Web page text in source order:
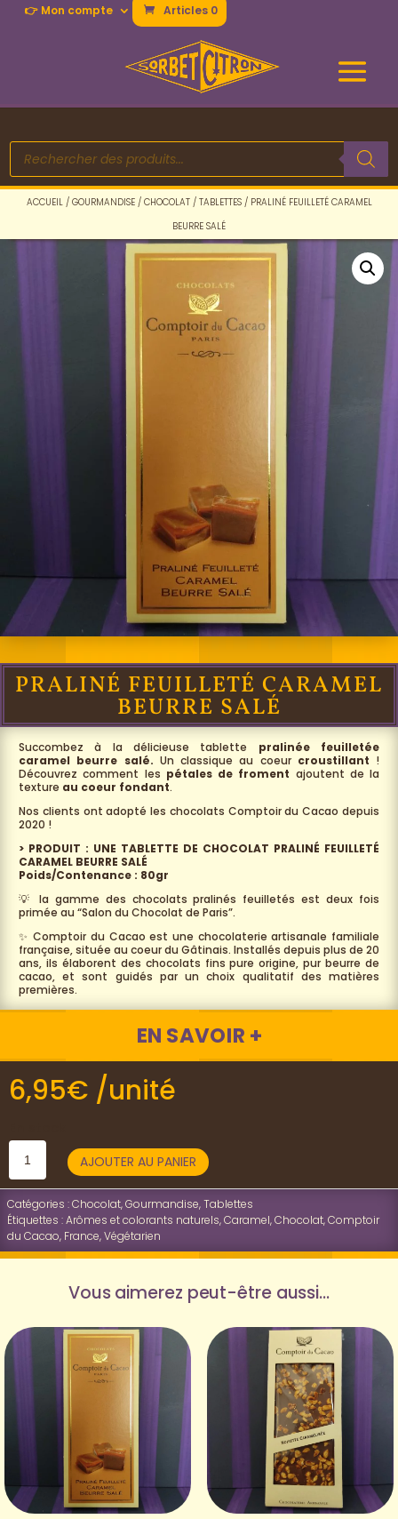
👉 Mon compte Articles 0
Recherche
de
produits
ACCUEIL/ GOURMANDISE/ CHOCOLAT/ TABLETTES/ PRALINÉ FEUILLETÉ CARAMEL
BEURRE SALÉ
PRALINÉ FEUILLETÉ CARAMEL
BEURRE SALÉ
Succombez à la délicieuse tablette pralinée feuilletée
caramel beurre salé. Un classique au coeur croustillant !
Découvrez comment les pétales de froment ajoutent de la
texture au coeur fondant.
Nos clients ont adopté les chocolats Comptoir du Cacao depuis
2020 !
> PRODUIT : UNE TABLETTE DE CHOCOLAT PRALINÉ FEUILLETÉ
CARAMEL BEURRE SALÉ
Poids/Contenance : 80gr
💡 la gamme des chocolats pralinés feuilletés est deux fois
primée au “Salon du Chocolat de Paris”.
✨ Comptoir du Cacao est une chocolaterie artisanale familiale
française, située au coeur du Gâtinais. Installés depuis plus de 20
ans, ils élaborent des chocolats fins pure origine, pur beurre de
cacao, et sont guidés par un choix qualitatif des matières
premières.
EN SAVOIR +
6,95€ /unité
de
Praliné
feuilleté
AJOUTER AU PANIER
Catégories :Chocolat,Gourmandise,Tablettes
Étiquettes :Arômes et colorants naturels,Caramel,Chocolat,Comptoir
du Cacao, France,Végétarien
Vous aimerez peut-être aussi…